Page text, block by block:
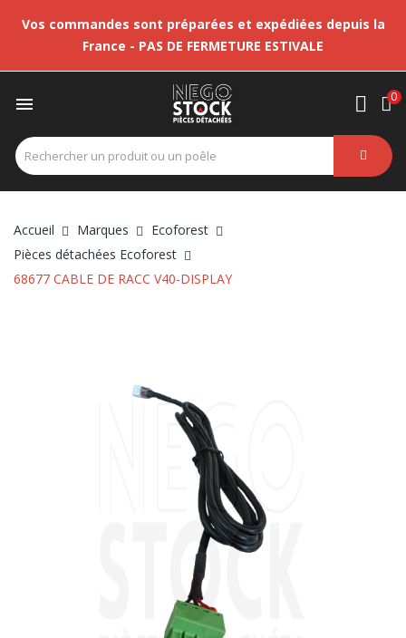
Vos commandes sont préparées et expédiées depuis la
France - PAS DE FERMETURE ESTIVALE
 0
Accueil Marques
Ecoforest
Pièces détachées Ecoforest
68677 CABLE DE RACC V40-DISPLAY